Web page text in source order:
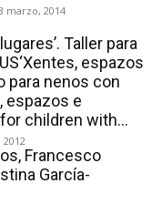
marzo, 2014
Taller para
espazos
para nenos con
espazos e
children with...
Francesco
García-